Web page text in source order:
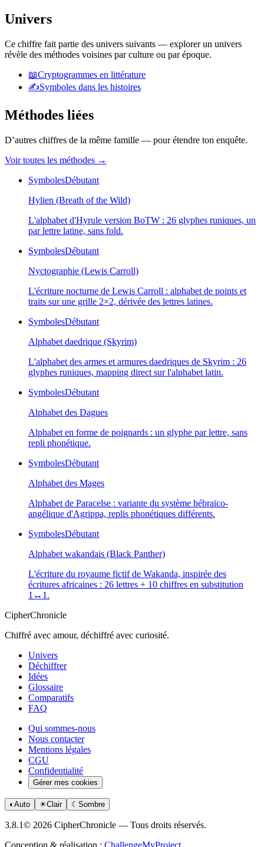
Univers
Ce chiffre fait partie des univers suivants — explorer un univers
révèle des méthodes voisines par culture ou par époque.
📖Cryptogrammes en littérature
✍️Symboles dans les histoires
Méthodes liées
D’autres chiffres de la même famille — pour étendre ton enquête.
Voir toutes les méthodes →
SymbolesDébutant
Hylien (Breath of the Wild)
L'alphabet d'Hyrule version BoTW : 26 glyphes runiques, un
par lettre latine, sans fold.
SymbolesDébutant
Nyctographie (Lewis Carroll)
L'écriture nocturne de Lewis Carroll : alphabet de points et
traits sur une grille 2×2, dérivée des lettres latines.
SymbolesDébutant
Alphabet daedrique (Skyrim)
L'alphabet des armes et armures daedriques de Skyrim : 26
glyphes runiques, mapping direct sur l'alphabet latin.
SymbolesDébutant
Alphabet des Dagues
Alphabet en forme de poignards : un glyphe par lettre, sans
repli phonétique.
SymbolesDébutant
Alphabet des Mages
Alphabet de Paracelse : variante du système hébraïco-
angélique d'Agrippa, replis phonétiques différents.
SymbolesDébutant
Alphabet wakandais (Black Panther)
L'écriture du royaume fictif de Wakanda, inspirée des
écritures africaines : 26 lettres + 10 chiffres en substitution
1↔1.
CipherChronicle
Chiffré avec amour, déchiffré avec curiosité.
Univers
Déchiffrer
Idées
Glossaire
Comparatifs
FAQ
Qui sommes-nous
Nous contacter
Mentions légales
CGU
Confidentialité
Gérer mes cookies
◐ Auto ☀Clair ☾ Sombre
3.8.1© 2026 CipherChronicle — Tous droits réservés.